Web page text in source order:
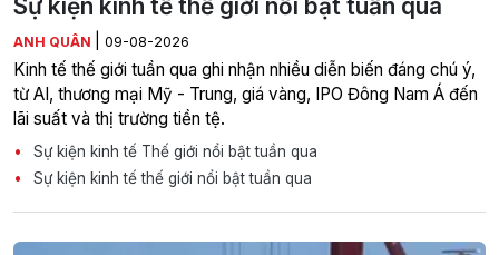
Sự kiện kinh tế thế giới nổi bật tuần qua
ANH QUÂN 09-08-2026
Kinh tế thế giới tuần qua ghi nhận nhiều diễn biến đáng chú ý,
từ AI, thương mại Mỹ - Trung, giá vàng, IPO Đông Nam Á đến
lãi suất và thị trường tiền tệ.
Sự kiện kinh tế Thế giới nổi bật tuần qua
Sự kiện kinh tế thế giới nổi bật tuần qua